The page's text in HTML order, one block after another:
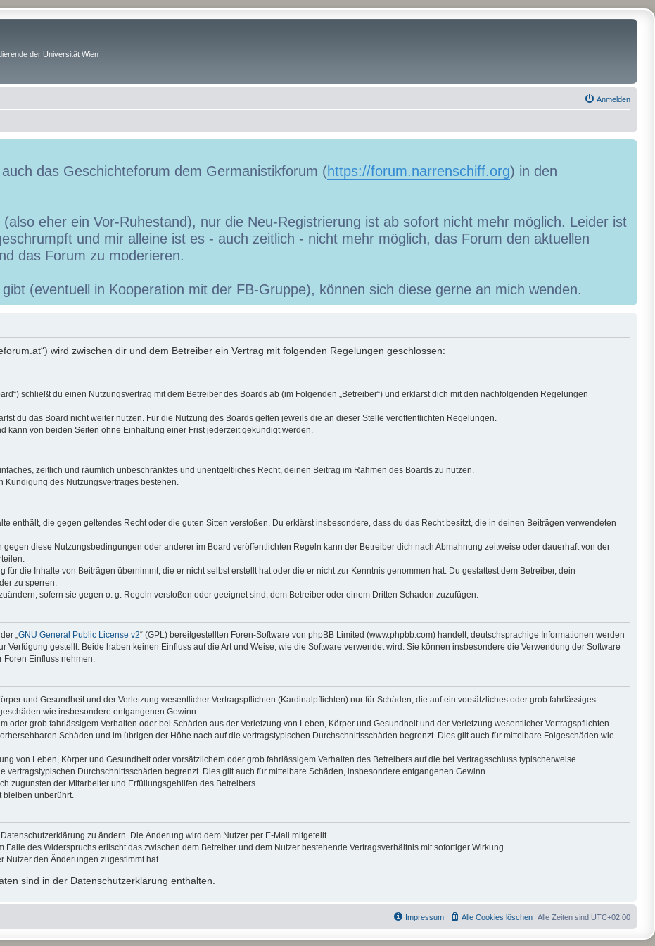
der Universität Wien
Anmelden
das Geschichteforum dem Germanistikforum (https://forum.narrenschiff.org) in den
eher ein Vor-Ruhestand), nur die Neu-Registrierung ist ab sofort nicht mehr möglich. Leider ist
und mir alleine ist es - auch zeitlich - nicht mehr möglich, das Forum den aktuellen
das Forum zu moderieren.
(eventuell in Kooperation mit der FB-Gruppe), können sich diese gerne an mich wenden.
wird zwischen dir und dem Betreiber ein Vertrag mit folgenden Regelungen geschlossen:
schließt du einen Nutzungsvertrag mit dem Betreiber des Boards ab (im Folgenden „Betreiber“) und erklärst dich mit den nachfolgenden Regelungen
du das Board nicht weiter nutzen. Für die Nutzung des Boards gelten jeweils die an dieser Stelle veröffentlichten Regelungen.
kann von beiden Seiten ohne Einhaltung einer Frist jederzeit gekündigt werden.
zeitlich und räumlich unbeschränktes und unentgeltliches Recht, deinen Beitrag im Rahmen des Boards zu nutzen.
Kündigung des Nutzungsvertrages bestehen.
enthält, die gegen geltendes Recht oder die guten Sitten verstoßen. Du erklärst insbesondere, dass du das Recht besitzt, die in deinen Beiträgen verwendeten
diese Nutzungsbedingungen oder anderer im Board veröffentlichten Regeln kann der Betreiber dich nach Abmahnung zeitweise oder dauerhaft von der
für die Inhalte von Beiträgen übernimmt, die er nicht selbst erstellt hat oder die er nicht zur Kenntnis genommen hat. Du gestattest dem Betreiber, dein
zu sperren.
sofern sie gegen o. g. Regeln verstoßen oder geeignet sind, dem Betreiber oder einem Dritten Schaden zuzufügen.
„GNU General Public License v2“ (GPL) bereitgestellten Foren-Software von phpBB Limited (www.phpbb.com) handelt; deutschsprachige Informationen werden
Verfügung gestellt. Beide haben keinen Einfluss auf die Art und Weise, wie die Software verwendet wird. Sie können insbesondere die Verwendung der Software
Foren Einfluss nehmen.
und Gesundheit und der Verletzung wesentlicher Vertragspflichten (Kardinalpflichten) nur für Schäden, die auf ein vorsätzliches oder grob fahrlässiges
wie insbesondere entgangenen Gewinn.
oder grob fahrlässigem Verhalten oder bei Schäden aus der Verletzung von Leben, Körper und Gesundheit und der Verletzung wesentlicher Vertragspflichten
Schäden und im übrigen der Höhe nach auf die vertragstypischen Durchschnittsschäden begrenzt. Dies gilt auch für mittelbare Folgeschäden wie
von Leben, Körper und Gesundheit oder vorsätzlichem oder grob fahrlässigem Verhalten des Betreibers auf die bei Vertragsschluss typischerweise
Durchschnittsschäden begrenzt. Dies gilt auch für mittelbare Schäden, insbesondere entgangenen Gewinn.
zugunsten der Mitarbeiter und Erfüllungsgehilfen des Betreibers.
unberührt.
zu ändern. Die Änderung wird dem Nutzer per E-Mail mitgeteilt.
des Widerspruchs erlischt das zwischen dem Betreiber und dem Nutzer bestehende Vertragsverhältnis mit sofortiger Wirkung.
Nutzer den Änderungen zugestimmt hat.
sind in der Datenschutzerklärung enthalten.
Alle Zeiten sind UTC+02:00
Alle Cookies löschen
Impressum